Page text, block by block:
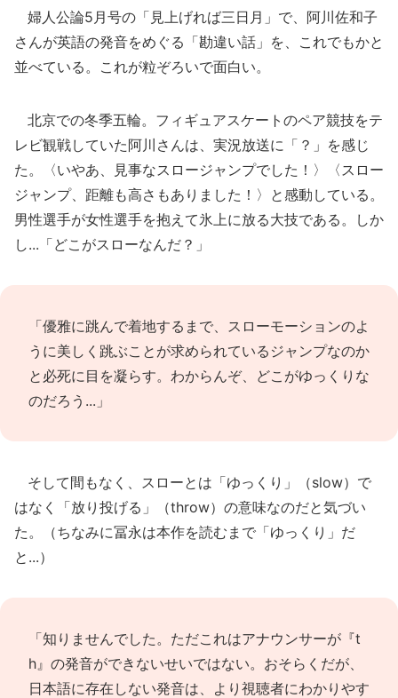
婦人公論5月号の「見上げれば三日月」で、阿川佐和子
さんが英語の発音をめぐる「勘違い話」を、これでもかと
並べている。これが粒ぞろいで面白い。
北京での冬季五輪。フィギュアスケートのペア競技をテ
レビ観戦していた阿川さんは、実況放送に「？」を感じ
た。〈いやあ、見事なスロージャンプでした！〉〈スロー
ジャンプ、距離も高さもありました！〉と感動している。
男性選手が女性選手を抱えて氷上に放る大技である。しか
し...「どこがスローなんだ？」
「優雅に跳んで着地するまで、スローモーションのよ
うに美しく跳ぶことが求められているジャンプなのか
と必死に目を凝らす。わからんぞ、どこがゆっくりな
のだろう...」
そして間もなく、スローとは「ゆっくり」（slow）で
はなく「放り投げる」（throw）の意味なのだと気づい
た。（ちなみに冨永は本作を読むまで「ゆっくり」だ
と...）
「知りませんでした。ただこれはアナウンサーが『t
h』の発音ができないせいではない。おそらくだが、
日本語に存在しない発音は、より視聴者にわかりやす